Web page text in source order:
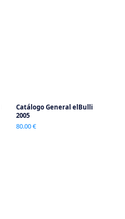
Catálogo General elBulli
2005
80.00 €